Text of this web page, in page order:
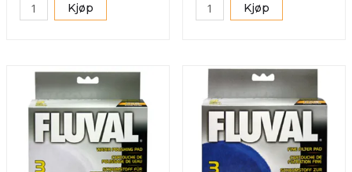
Kjøp Kjøp